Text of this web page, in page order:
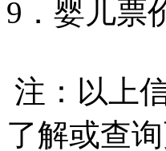
9．婴儿票
注：以上
了解或查